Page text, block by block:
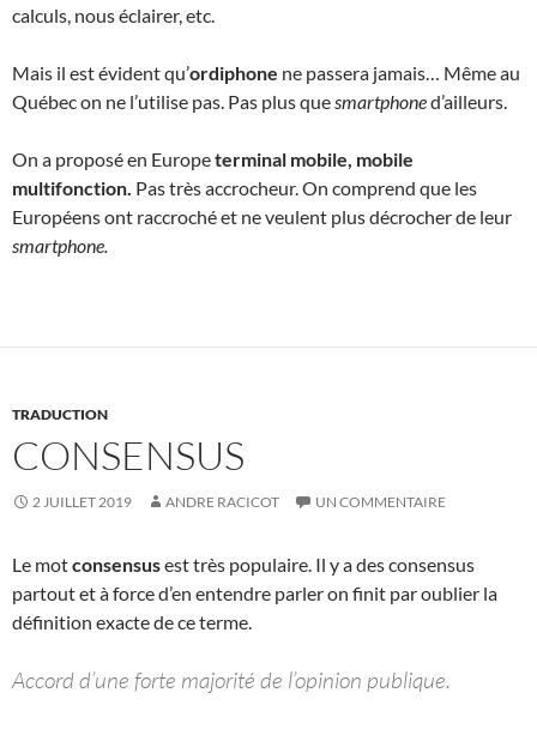
calculs, nous éclairer, etc.
Mais il est évident qu’ordiphone ne passera jamais… Même au
Québec on ne l’utilise pas. Pas plus quesmartphoned’ailleurs.
On a proposé en Europeterminal mobile, mobile
multifonction. Pas très accrocheur. On comprend que les
Européens ont raccroché et ne veulent plus décrocher de leur
smartphone.
TRADUCTION
CONSENSUS
2 JUILLET 2019 ANDRE RACICOT UN COMMENTAIRE
Le motconsensusest très populaire. Il y a des consensus
partout et à force d’en entendre parler on finit par oublier la
définition exacte de ce terme.
Accord d’une forte majorité de l’opinion publique.